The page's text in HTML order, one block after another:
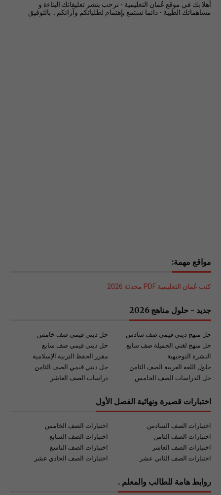
أهلا بك في موقع عُمان التعليمية - نرحب بنشر تعليقاتك البناءة و
مساهماتك الطيبة - دائما نستمع بإهتمام لطلباتكم وآرائكم .. بالتوفيق
مواقع مهمة:
كتب عُمان التعليمية PDF محدثة 2026
جديد - حلول مناهج 2026
حل ديني قيمي صف خامس
حل منهج ديني قيمي صف سادس
حل ديني قيمي صف سابع
حل منهج لغتي الجميلة صف سابع
مقرر الحفظ التربية الإسلامية
النشرة التوجيهية
حل ديني قيمي الصف الثامن
حلول اللغة العربية الصف الثامن
دراسات الصف العاشر
حل الدراسات الصف الخامس
اختبارات قصيرة ونهائية الفصل الأول
اختبارات الصف الخامس
اختبارات الصف السادس
اختبارات الصف السابع
اختبارات الصف الثامن
اختبارات الصف التاسع
اختبارات الصف العاشر
اختبارات الصف الحادي عشر
اختبارات الصف الثاني عشر
روابط هامة للطالب والمعلم .